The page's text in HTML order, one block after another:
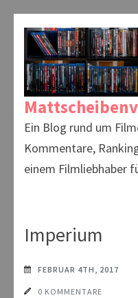
springen
(Enter
drücken)
Ein Blog rund um
Kommentare,
einem Filmliebhaber
Imperium
FEBRUAR 4TH, 2017
0 KOMMENTARE